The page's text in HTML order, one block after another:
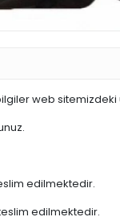
web
edilmektedir.
edilmektedir.